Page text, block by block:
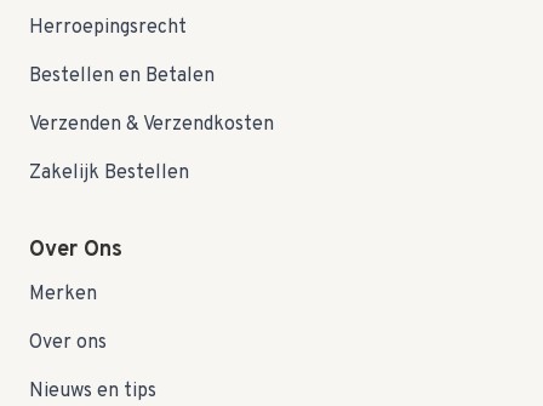
Herroepingsrecht
Bestellen en Betalen
Verzenden & Verzendkosten
Zakelijk Bestellen
Over Ons
Merken
Over ons
Nieuws en tips